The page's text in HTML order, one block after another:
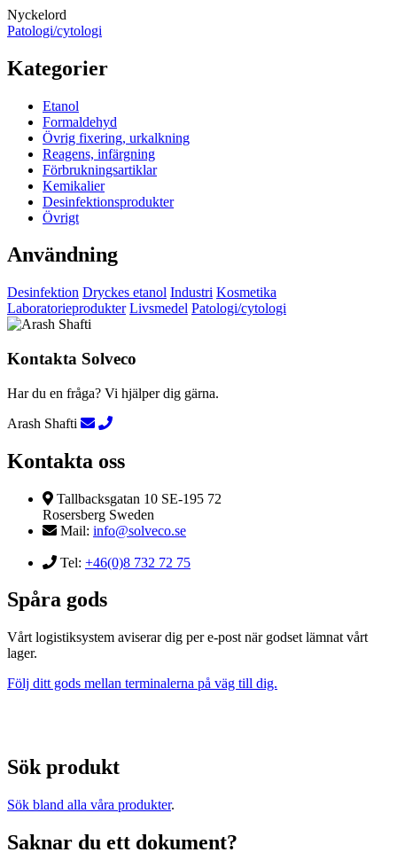
Nyckelord
Patologi/cytologi
Kategorier
Etanol
Formaldehyd
Övrig fixering, urkalkning
Reagens, infärgning
Förbrukningsartiklar
Kemikalier
Desinfektionsprodukter
Övrigt
Användning
Desinfektion Dryckes etanol Industri Kosmetika
Laboratorieprodukter Livsmedel Patologi/cytologi
Kontakta Solveco
Har du en fråga? Vi hjälper dig gärna.
Arash Shafti
Kontakta oss
Tallbacksgatan 10 SE-195 72
Rosersberg Sweden
Mail: info@solveco.se
Tel: +46(0)8 732 72 75
Spåra gods
Vårt logistiksystem aviserar dig per e-post när godset lämnat vårt
lager.
Följ ditt gods mellan terminalerna på väg till dig.
Sök produkt
Sök bland alla våra produkter.
Saknar du ett dokument?